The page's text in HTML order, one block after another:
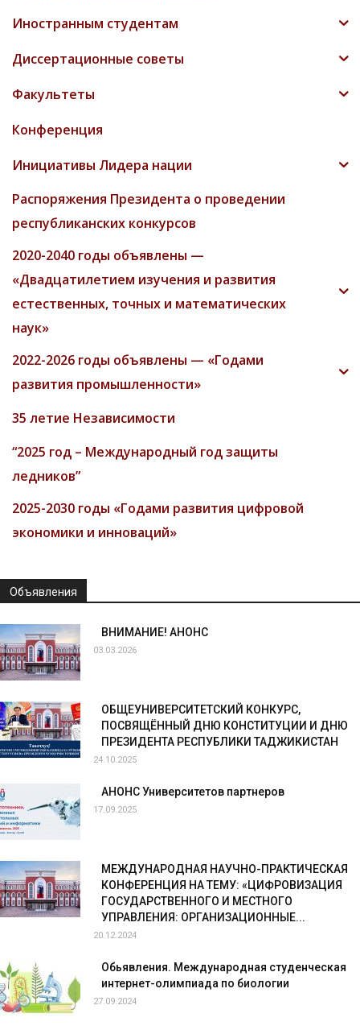
Иностранным студентам
Диссертационные советы
Факультеты
Конференция
Инициативы Лидера нации
Распоряжения Президента о проведении
республиканских конкурсов
2020-2040 годы объявлены —
«Двадцатилетием изучения и развития
естественных, точных и математических
наук»
2022-2026 годы объявлены — «Годами
развития промышленности»
35 летие Независимости
“2025 год – Международный год защиты
ледников”
2025-2030 годы «Годами развития цифровой
экономики и инноваций»
Объявления
ВНИМАНИЕ! АНОНС
03.03.2026
ОБЩЕУНИВЕРСИТЕТСКИЙ КОНКУРС,
ПОСВЯЩЁННЫЙ ДНЮ КОНСТИТУЦИИ И ДНЮ
ПРЕЗИДЕНТА РЕСПУБЛИКИ ТАДЖИКИСТАН
24.10.2025
АНОНС Университетов партнеров
17.09.2025
МЕЖДУНАРОДНАЯ НАУЧНО-ПРАКТИЧЕСКАЯ
КОНФЕРЕНЦИЯ НА ТЕМУ: «ЦИФРОВИЗАЦИЯ
ГОСУДАРСТВЕННОГО И МЕСТНОГО
УПРАВЛЕНИЯ: ОРГАНИЗАЦИОННЫЕ...
20.12.2024
Обьявления. Международная студенческая
интернет-олимпиада по биологии
27.09.2024